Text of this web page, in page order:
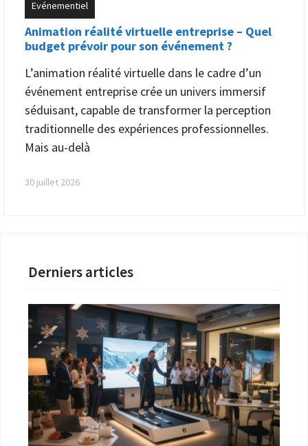
Evénementiel
Animation réalité virtuelle entreprise – Quel
budget prévoir pour son événement ?
L’animation réalité virtuelle dans le cadre d’un
événement entreprise crée un univers immersif
séduisant, capable de transformer la perception
traditionnelle des expériences professionnelles.
Mais au-delà
30 juillet 2026
Derniers articles